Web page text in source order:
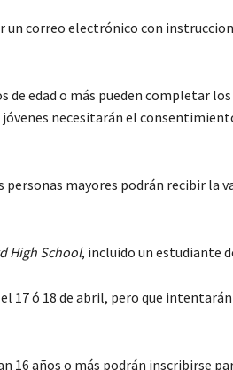
un correo electrónico con
de edad o más pueden completar
necesitarán el
mayores podrán recibir la
High School, incluido un estudiante
17 ó 18 de abril, pero que
16 años o más podrán inscribirse